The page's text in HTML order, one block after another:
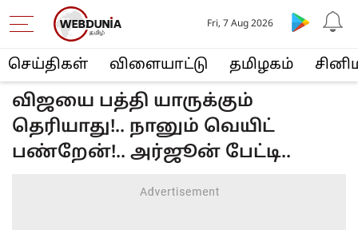
செய்திகள் விளையா‌ட்டு த‌மிழக‌ம்
Fri, 7 Aug 2026
விஜயை பத்தி யாருக்கும்
தெரியாது!.. நானும் வெயிட்
பண்றேன்!.. அர்ஜூன் பேட்டி..